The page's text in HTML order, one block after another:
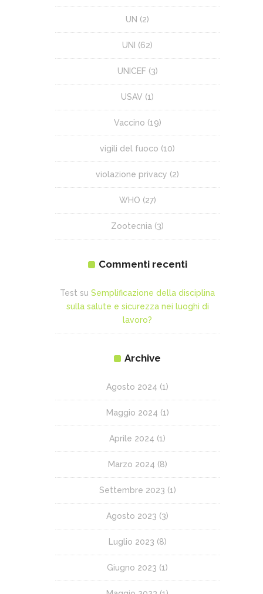
UN (2)
UNI (62)
UNICEF(3)
USAV (1)
Vaccino (19)
vigili del fuoco (10)
violazione privacy (2)
WHO (27)
Zootecnia (3)
Commenti recenti
Test su Semplificazione della disciplina
sulla salute e sicurezza nei luoghi di
lavoro?
Archive
Agosto 2024 (1)
Maggio 2024 (1)
Aprile 2024 (1)
Marzo 2024 (8)
Settembre 2023 (1)
Agosto 2023 (3)
Luglio 2023 (8)
Giugno 2023 (1)